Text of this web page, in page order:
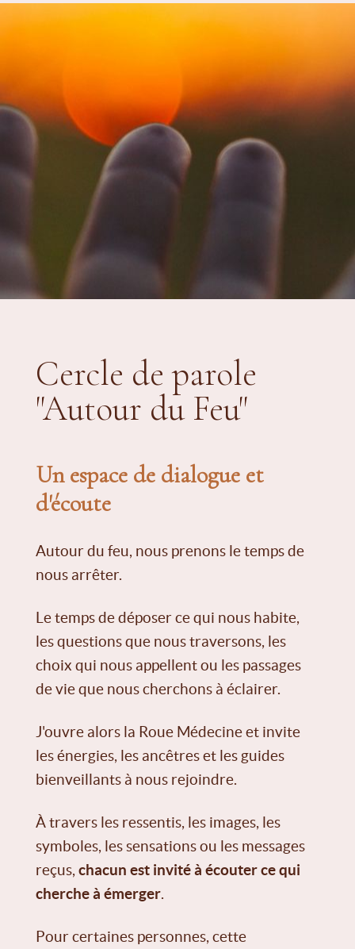
Cercle de parole
"Autour du Feu"
Un espace de dialogue et
d'écoute
Autour du feu, nous prenons le temps de
nous arrêter.
Le temps de déposer ce qui nous habite,
les questions que nous traversons, les
choix qui nous appellent ou les passages
de vie que nous cherchons à éclairer.
J'ouvre alors la Roue Médecine et invite
les énergies, les ancêtres et les guides
bienveillants à nous rejoindre.
À travers les ressentis, les images, les
symboles, les sensations ou les messages
reçus, chacun est invité à écouter ce qui
cherche à émerger.
Pour certaines personnes, cette